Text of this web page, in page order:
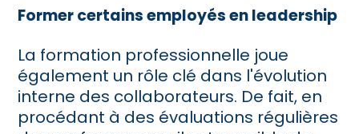
Former certains employés en leadership
La formation professionnelle joue
également un rôle clé dans l'évolution
interne des collaborateurs. De fait, en
procédant à des évaluations régulières